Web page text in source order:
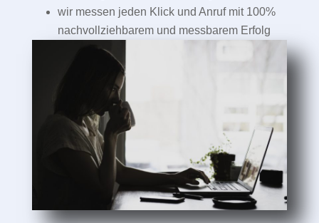
wir messen jeden Klick und Anruf mit 100%
nachvollziehbarem und messbarem Erfolg